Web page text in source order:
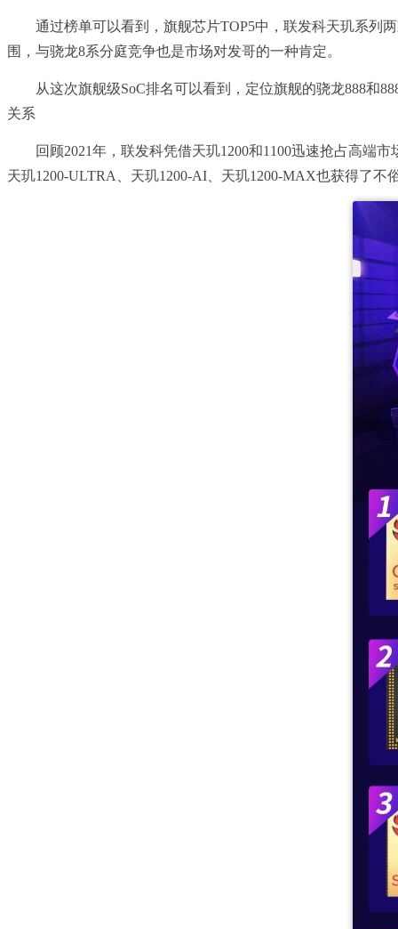
通过榜单可以看到，旗舰芯片TOP5中，联发科天玑系列
围，与骁龙8系分庭竞争也是市场对发哥的一种肯定。
从这次旗舰级SoC排名可以看到，定位旗舰的骁龙888和
关系
回顾2021年，联发科凭借天玑1200和1100迅速抢占高端
天玑1200-ULTRA、天玑1200-AI、天玑1200-MAX也获得了不